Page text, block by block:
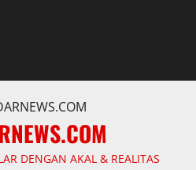
DENGAN AKAL & REALITAS